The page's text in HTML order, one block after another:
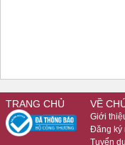
TRANG CHỦ VỀ
Giới
Đăng ký
Tuyển